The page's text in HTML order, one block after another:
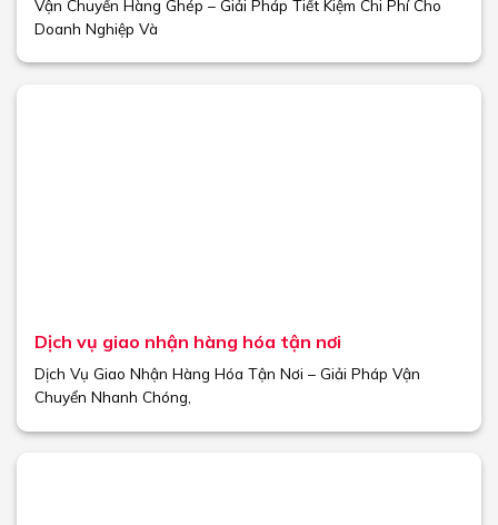
Vận Chuyển Hàng Ghép – Giải Pháp Tiết Kiệm Chi Phí Cho
Doanh Nghiệp Và
Dịch vụ giao nhận hàng hóa tận nơi
Dịch Vụ Giao Nhận Hàng Hóa Tận Nơi – Giải Pháp Vận
Chuyển Nhanh Chóng,